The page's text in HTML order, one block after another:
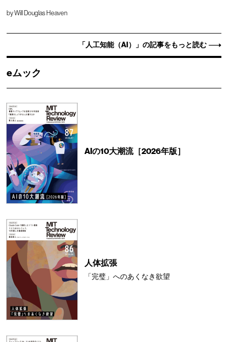
byWill Douglas Heaven
「人工知能（AI）」の記事をもっと読む
eムック
AIの10大潮流［2026年版］
人体拡張
「完璧」へのあくなき欲望